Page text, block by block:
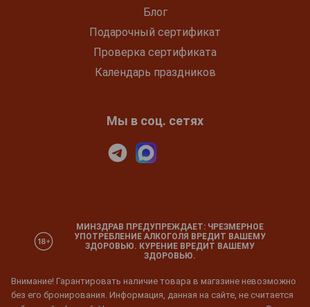
Блог
Подарочный сертификат
Проверка сертификата
Календарь праздников
Мы в соц. сетях
МИНЗДРАВ ПРЕДУПРЕЖДАЕТ: ЧРЕЗМЕРНОЕ
УПОТРЕБЛЕНИЕ АЛКОГОЛЯ ВРЕДИТ ВАШЕМУ
ЗДОРОВЬЮ. КУРЕНИЕ ВРЕДИТ ВАШЕМУ
ЗДОРОВЬЮ.
Внимание! Гарантировать наличие товара в магазине невозможно
без его бронирования. Информация, данная на сайте, не считается